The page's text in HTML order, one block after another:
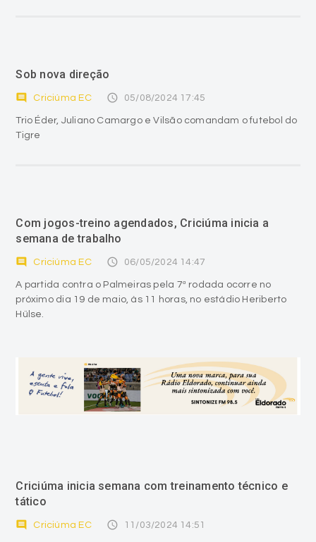
Sob nova direção
comment Criciúma EC access_time 05/08/2024 17:45
Trio Éder, Juliano Camargo e Vilsão comandam o futebol do
Tigre
Com jogos-treino agendados, Criciúma inicia a
semana de trabalho
comment Criciúma EC access_time 06/05/2024 14:47
A partida contra o Palmeiras pela 7ª rodada ocorre no
próximo dia 19 de maio, às 11 horas, no estádio Heriberto
Hülse.
Criciúma inicia semana com treinamento técnico e
tático
comment Criciúma EC access_time 11/03/2024 14:51